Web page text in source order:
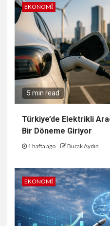
EKONOMI
5 min read
Türkiye’de Elektrikli
Bir Döneme Giriyor
1 hafta ago Burak Aydın
EKONOMI